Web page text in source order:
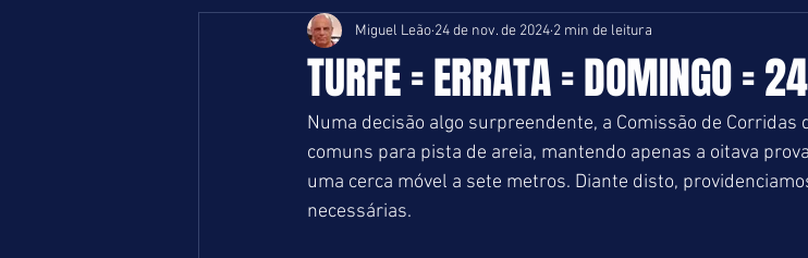
TURFE = ERRATA = DOMINGO =
Miguel Leão 24 de nov. de 2024 2 min de leitura
Numa decisão algo surpreendente, a Comissão de
comuns para pista de areia, mantendo apenas a oitava
uma cerca móvel a sete metros. Diante disto,
necessárias.